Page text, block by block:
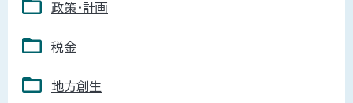
政策・計画
税金
地方創生